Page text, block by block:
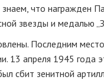
что награжден
звезды и медалью
Последним
апреля 1945 года
сбит зенитной